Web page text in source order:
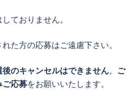
ておりません。
た方の応募はご遠慮下さい。
のキャンセルはできません。 ご
ご応募をお願いいたします。